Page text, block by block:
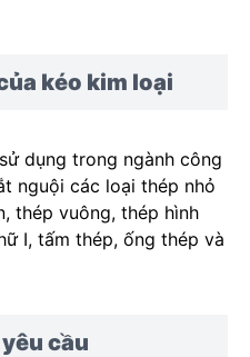
kéo kim loại
dụng trong ngành công
nguội các loại thép nhỏ
thép vuông, thép hình
I, tấm thép, ống thép và
cầu